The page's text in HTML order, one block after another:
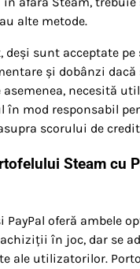
alte metode.
deși sunt acceptate pe
și dobânzi
asemenea, necesită
în mod responsabil
scorului de
Steam cu
PayPal oferă ambele
în joc, dar se
ale utilizatorilor.